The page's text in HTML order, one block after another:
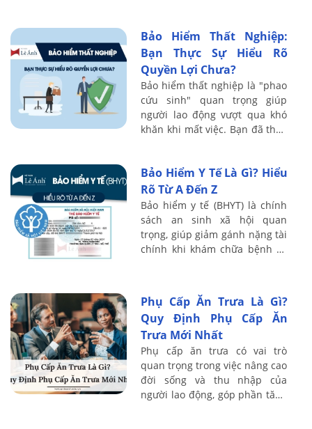
nghĩa vụ ...
Bảo Hiểm Thất Nghiệp:
Bạn Thực Sự Hiểu Rõ
Quyền Lợi Chưa?
Bảo hiểm thất nghiệp là "phao
cứu sinh" quan trọng giúp
người lao động vượt qua khó
khăn khi mất việc. Bạn đã thực
...
Bảo Hiểm Y Tế Là Gì? Hiểu
Rõ Từ A Đến Z
Bảo hiểm y tế (BHYT) là chính
sách an sinh xã hội quan
trọng, giúp giảm gánh nặng tài
chính khi khám chữa bệnh và
Tuy nhiên, ...
Phụ Cấp Ăn Trưa Là Gì?
Quy Định Phụ Cấp Ăn
Trưa Mới Nhất
Phụ cấp ăn trưa có vai trò
quan trọng trong việc nâng cao
đời sống và thu nhập của
người lao động, góp phần tăng